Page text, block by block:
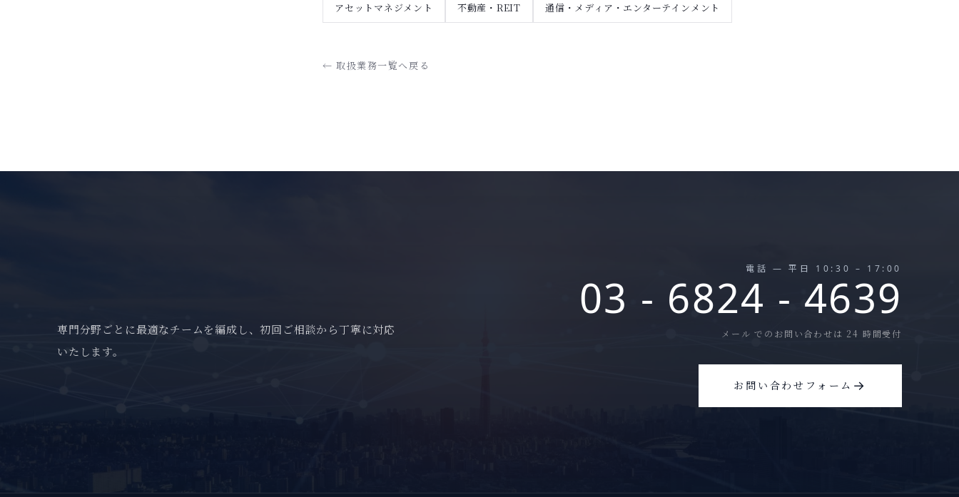
アセットマネジメント 不動産・REIT 通信・メディア・エンターテインメント
← 取扱業務一覧へ戻る
専門分野ごとに最適なチームを編成し、初回ご相談から丁寧に対応
いたします。
電話 — 平日 10:30 – 17:00
03 - 6824 - 4639
メール でのお問い合わせは 24 時間受付
お問い合わせフォーム →